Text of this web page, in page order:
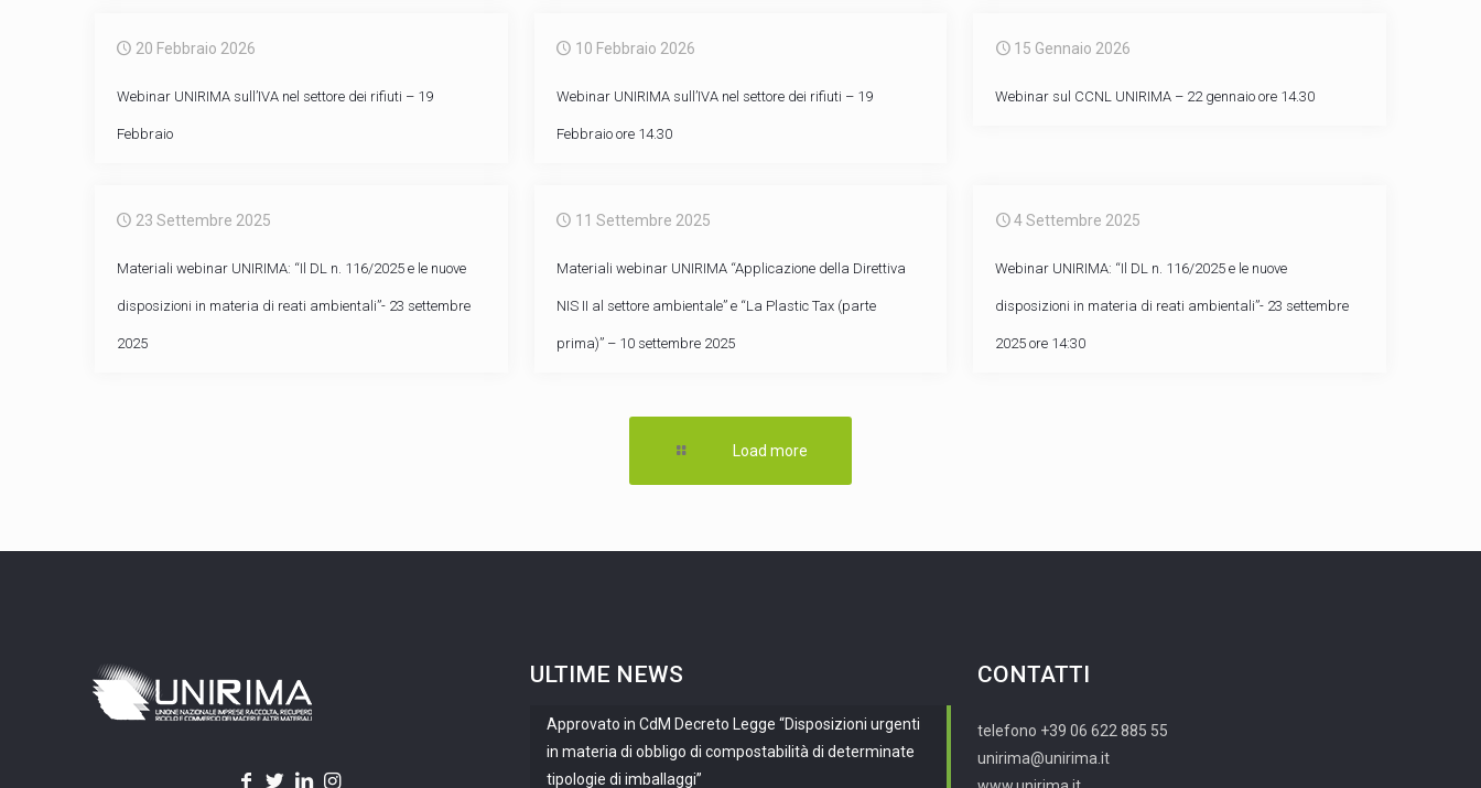
20 Febbraio 2026
Webinar UNIRIMA sull’IVA nel settore dei rifiuti – 19
Febbraio
10 Febbraio 2026
Webinar UNIRIMA sull’IVA nel settore dei rifiuti – 19
Febbraio ore 14.30
15 Gennaio 2026
Webinar sul CCNL UNIRIMA – 22 gennaio ore 14.30
23 Settembre 2025
Materiali webinar UNIRIMA: “Il DL n. 116/2025 e le nuove
disposizioni in materia di reati ambientali”- 23 settembre
2025
11 Settembre 2025
Materiali webinar UNIRIMA “Applicazione della Direttiva
NIS II al settore ambientale” e “La Plastic Tax (parte
prima)” – 10 settembre 2025
4 Settembre 2025
Webinar UNIRIMA: “Il DL n. 116/2025 e le nuove
disposizioni in materia di reati ambientali”- 23 settembre
2025 ore 14:30
Load more
ULTIME NEWS
Approvato in CdM Decreto Legge “Disposizioni urgenti
in materia di obbligo di compostabilità di determinate
tipologie di imballaggi”
CONTATTI
telefono +39 06 622 885 55
unirima@unirima.it